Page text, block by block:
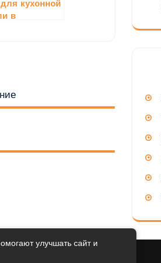
кухонной
в
улучшать сайт и